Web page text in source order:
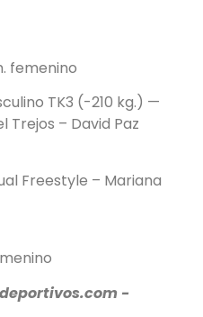
femenino
TK3 (-210 kg.) —
Trejos – David Paz
Freestyle – Mariana
-